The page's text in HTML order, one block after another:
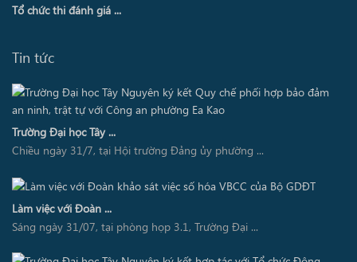
Tổ chức thi đánh giá ...
Tin tức
Trường Đại học Tây ...
Chiều ngày 31/7, tại Hội trường Đảng ủy phường ...
Làm việc với Đoàn ...
Sáng ngày 31/07, tại phòng họp 3.1, Trường Đại ...